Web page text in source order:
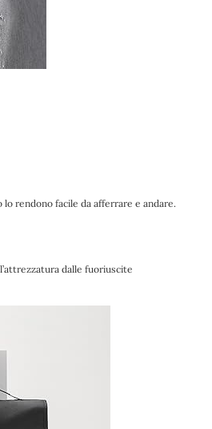
rendono facile da afferrare e andare.
dalle fuoriuscite